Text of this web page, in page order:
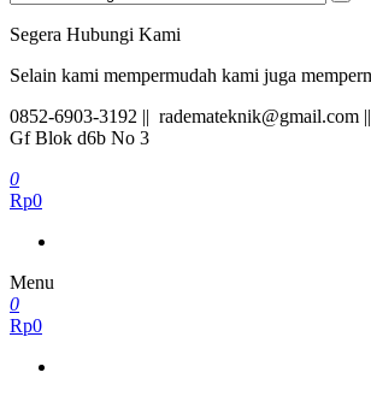
Segera Hubungi Kami
Selain kami mempermudah kami juga
0852-6903-3192 || rademateknik@gmail.com
Gf Blok d6b No 3
0
Rp0
Menu
0
Rp0